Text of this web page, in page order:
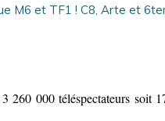
3 260 000 téléspectateurs soit